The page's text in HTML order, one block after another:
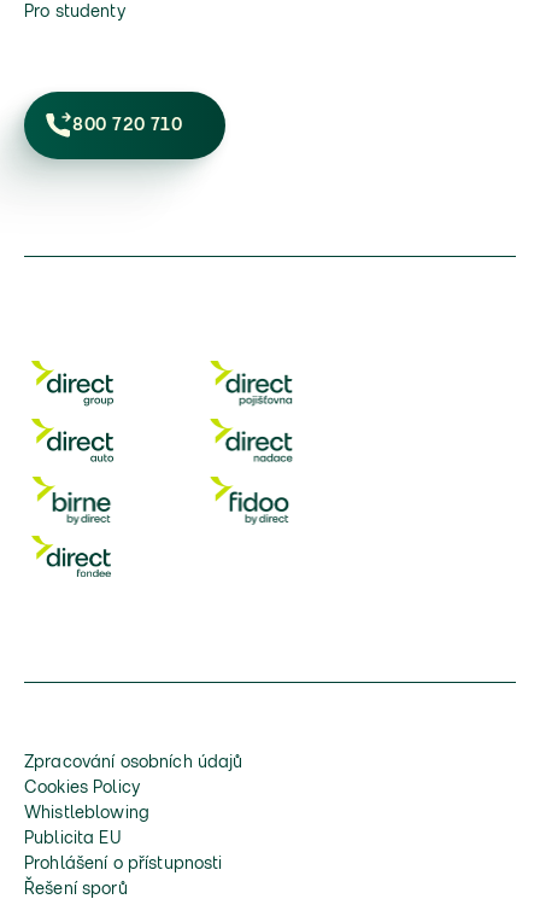
Pro studenty
800 720 710
Zpracování osobních údajů
Cookies Policy
Whistleblowing
Publicita EU
Prohlášení o přístupnosti
Řešení sporů